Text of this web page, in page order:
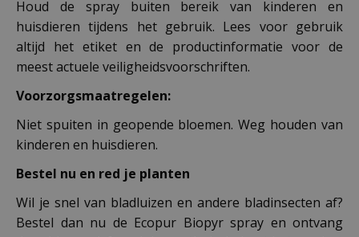
Houd de spray buiten bereik van kinderen en
huisdieren tijdens het gebruik. Lees voor gebruik
altijd het etiket en de productinformatie voor de
meest actuele veiligheidsvoorschriften.
Voorzorgsmaatregelen:
Niet spuiten in geopende bloemen. Weg houden van
kinderen en huisdieren.
Bestel nu en red je planten
Wil je snel van bladluizen en andere bladinsecten af?
Bestel dan nu de Ecopur Biopyr spray en ontvang